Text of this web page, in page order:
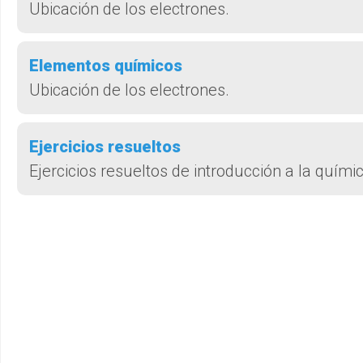
Ubicación de los electrones.
Elementos químicos
Ubicación de los electrones.
Ejercicios resueltos
Ejercicios resueltos de introducción a la